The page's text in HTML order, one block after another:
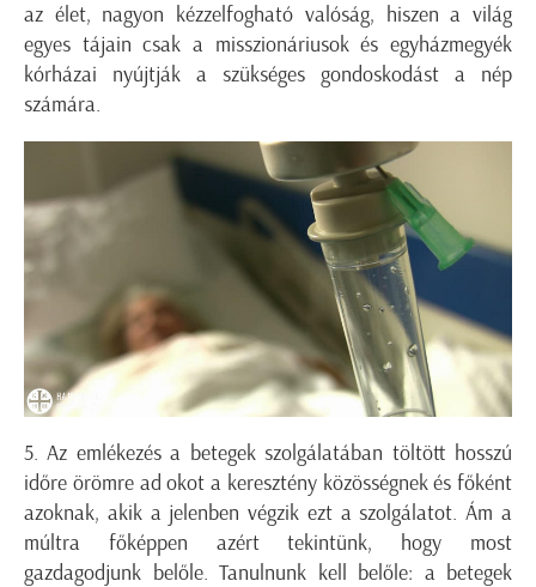
az élet, nagyon kézzelfogható valóság, hiszen a világ
egyes tájain csak a misszionáriusok és egyházmegyék
kórházai nyújtják a szükséges gondoskodást a nép
számára.
5. Az emlékezés a betegek szolgálatában töltött hosszú
időre örömre ad okot a keresztény közösségnek és főként
azoknak, akik a jelenben végzik ezt a szolgálatot. Ám a
múltra főképpen azért tekintünk, hogy most
gazdagodjunk belőle. Tanulnunk kell belőle: a betegek